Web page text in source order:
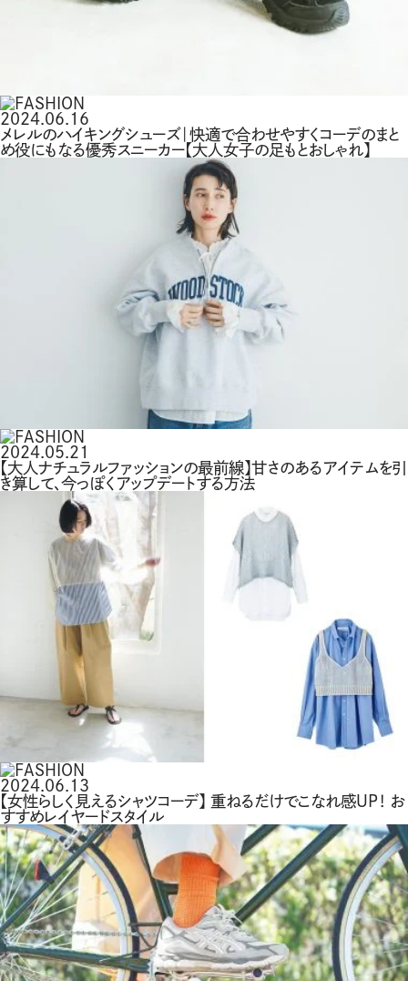
2024.06.16
メレルのハイキングシューズ｜快適で合わせやすくコーデのまと
め役にもなる優秀スニーカー【大人女子の足もとおしゃれ】
2024.05.21
【大人ナチュラルファッションの最前線】甘さのあるアイテムを引
き算して、今っぽくアップデートする方法
2024.06.13
【女性らしく見えるシャツコーデ】 重ねるだけでこなれ感UP！ お
すすめレイヤードスタイル